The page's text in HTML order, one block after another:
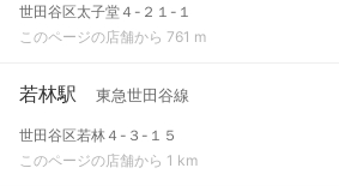
世田谷区太子堂４-２１-１
このページの店舗から 761 m
若林駅 東急世田谷線
世田谷区若林４-３-１５
このページの店舗から 1 km